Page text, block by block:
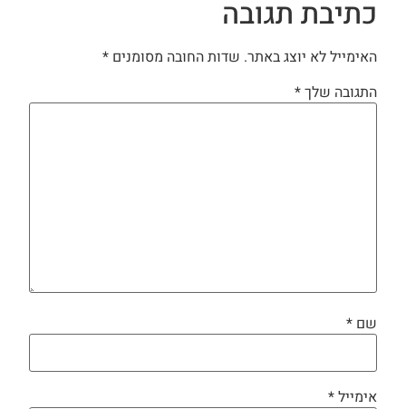
כתיבת תגובה
האימייל לא יוצג באתר. שדות החובה מסומנים *
התגובה שלך*
שם *
אימייל*